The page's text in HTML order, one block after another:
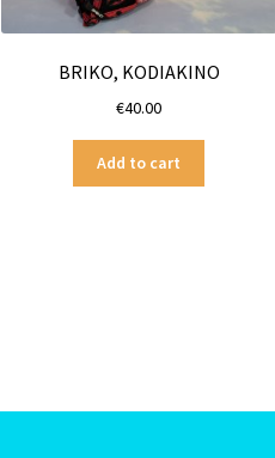
BRIKO, KODIAKINO
€40.00
Add to cart